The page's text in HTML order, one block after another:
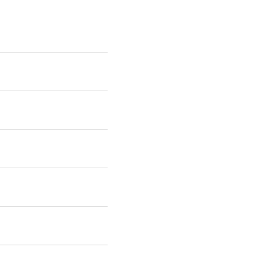
Probepaket selbst
in der Ihr alle
So kannst du es
Uns einfach
desto
den Konfigurator.
Kreativität freien Lauf
Informationen,
Zusätzlich bieten wir
abgeschlossen
WhatsApp